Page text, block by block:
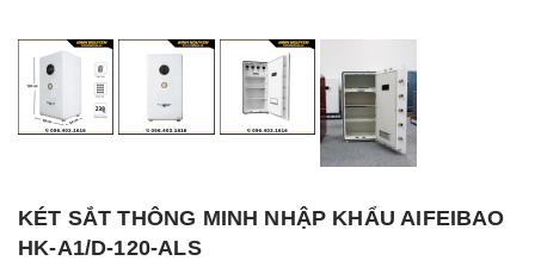
KÉT SẮT THÔNG MINH NHẬP KHẨU AIFEIBAO
HK-A1/D-120-ALS